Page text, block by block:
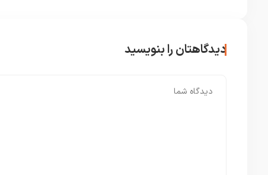
دیدگاهتان را بنویسید